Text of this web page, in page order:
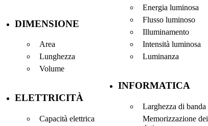
DIMENSIONE
Area
Lunghezza
Volume
ELETTRICITÀ
Capacità elettrica
Energia luminosa
Flusso luminoso
Illuminamento
Intensità luminosa
Luminanza
INFORMATICA
Larghezza di banda
Memorizzazione dei